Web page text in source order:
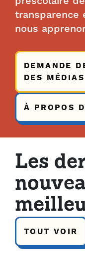
transparence
nous
DEMANDE
DES MÉDIAS
À PROPOS
Les
TOUT VOIR